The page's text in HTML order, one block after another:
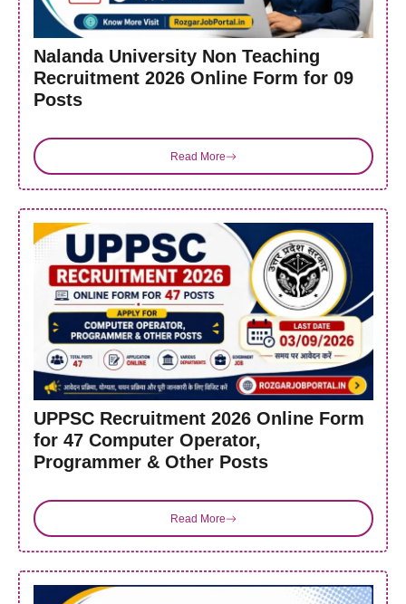
Nalanda University Non Teaching
Recruitment 2026 Online Form for 09
Posts
Read More
UPPSC Recruitment 2026 Online Form
for 47 Computer Operator,
Programmer & Other Posts
Read More